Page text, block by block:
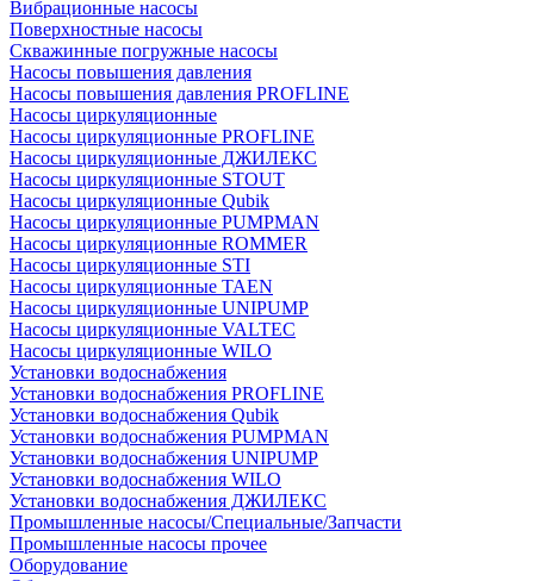
Вибрационные насосы
Поверхностные насосы
Скважинные погружные насосы
Насосы повышения давления
Насосы повышения давления PROFLINE
Насосы циркуляционные
Насосы циркуляционные PROFLINE
Насосы циркуляционные ДЖИЛЕКС
Насосы циркуляционные STOUT
Насосы циркуляционные Qubik
Насосы циркуляционные PUMPMAN
Насосы циркуляционные ROMMER
Насосы циркуляционные STI
Насосы циркуляционные TAEN
Насосы циркуляционные UNIPUMP
Насосы циркуляционные VALTEC
Насосы циркуляционные WILO
Установки водоснабжения
Установки водоснабжения PROFLINE
Установки водоснабжения Qubik
Установки водоснабжения PUMPMAN
Установки водоснабжения UNIPUMP
Установки водоснабжения WILO
Установки водоснабжения ДЖИЛЕКС
Промышленные насосы/Специальные/Запчасти
Промышленные насосы прочее
Оборудование